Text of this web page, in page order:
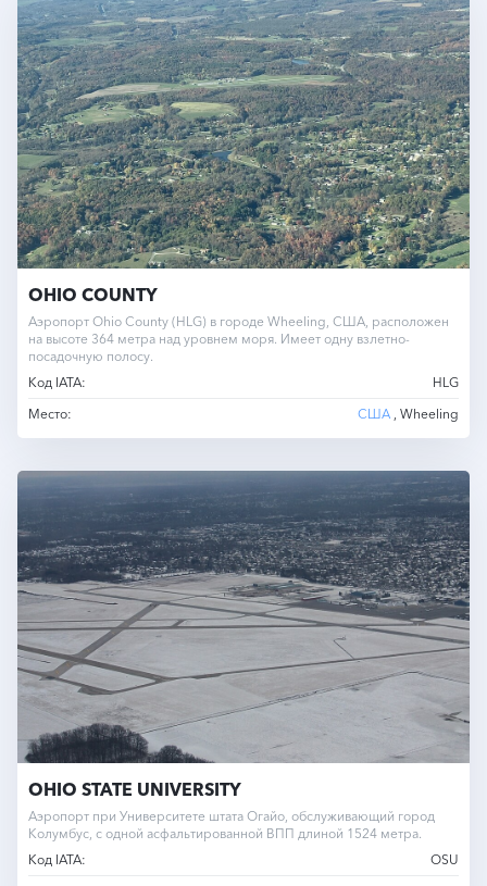
OHIO COUNTY
Аэропорт Ohio County (HLG) в городе Wheeling, США, расположен
на высоте 364 метра над уровнем моря. Имеет одну взлетно-
посадочную полосу.
Код IATA:
HLG
Место:
США , Wheeling
OHIO STATE UNIVERSITY
Аэропорт при Университете штата Огайо, обслуживающий город
Колумбус, с одной асфальтированной ВПП длиной 1524 метра.
Код IATA:
OSU